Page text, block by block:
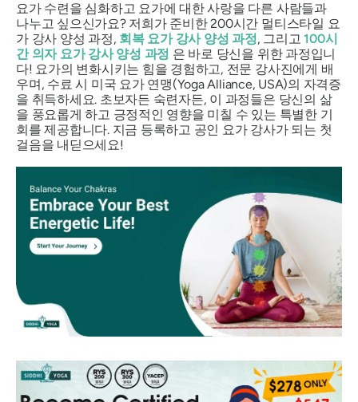
요가 수련을 심화하고 요가에 대한 사랑을 다른 사람들과
나누고 싶으신가요? 저희가 준비한 200시간 멀티스타일 요
가 강사 양성 과정, 회복 요가 강사 양성 과정, 그리고100시
간 의자 요가 강사 양성 과정 은 바로 당신을 위한 과정입니
다! 요가의 변화시키는 힘을 경험하고, 전문 강사진에게 배
우며, 수료 시 미국 요가 연맹(Yoga Alliance, USA)의 자격증
을 취득하세요. 초보자든 숙련자든, 이 과정들은 당신의 삶
을 풍요롭게 하고 긍정적인 영향을 미칠 수 있는 특별한 기
회를 제공합니다. 지금 등록하고 공인 요가 강사가 되는 첫
걸음을 내딛으세요!